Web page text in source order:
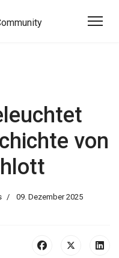
von
09. Dezember 2025